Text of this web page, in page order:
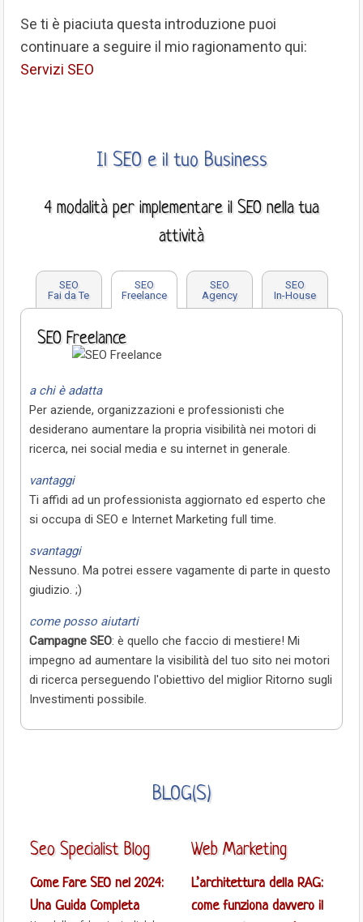
Se ti è piaciuta questa introduzione puoi
continuare a seguire il mio ragionamento qui:
Servizi SEO
Il SEO e il tuo Business
4 modalità per implementare il SEO nella tua
attività
SEO
Fai da Te
SEO
Freelance
SEO
Agency
SEO
In-House
SEO Freelance
a chi è adatta
Per aziende, organizzazioni e professionisti che
desiderano aumentare la propria visibilità nei motori di
ricerca, nei social media e su internet in generale.
vantaggi
Ti affidi ad un professionista aggiornato ed esperto che
si occupa di SEO e Internet Marketing full time.
svantaggi
Nessuno. Ma potrei essere vagamente di parte in questo
giudizio. ;)
come posso aiutarti
Campagne SEO: è quello che faccio di mestiere! Mi
impegno ad aumentare la visibilità del tuo sito nei motori
di ricerca perseguendo l'obiettivo del miglior Ritorno sugli
Investimenti possibile.
BLOG(S)
Seo Specialist Blog
Come Fare SEO nel 2024:
Una Guida Completa
Web Marketing
L’architettura della RAG:
come funziona davvero il